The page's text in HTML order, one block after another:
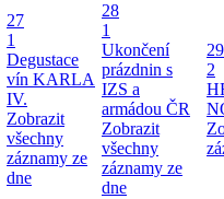
27
1
Degustace
vín KARLA
IV.
Zobrazit
všechny
záznamy ze
dne
28
1
Ukončení
prázdnin s
IZS a
armádou ČR
Zobrazit
všechny
záznamy ze
dne
29
2